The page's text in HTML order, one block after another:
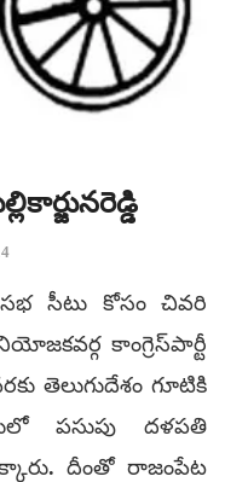
సీటు కోసం చివరి
కాంగ్రెస్‌పార్టీ
తెలుగుదేశం గూటికి
పసుపు దళపతి
దీంతో రాజంపేట